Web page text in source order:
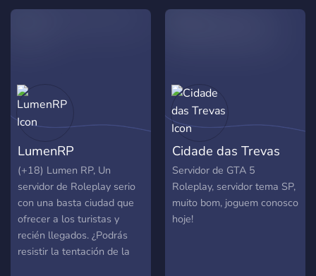
LumenRP
(+18) Lumen RP, Un
servidor de Roleplay serio
con una basta ciudad que
ofrecer a los turistas y
recién llegados. ¿Podrás
resistir la tentación de la
Cidade das Trevas
Servidor de GTA 5
Roleplay, servidor tema SP,
muito bom, joguem conosco
hoje!